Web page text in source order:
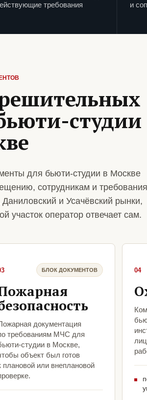
требования
и
студии
для бьюти-студии в Москве
сотрудникам и
и Усачёвский рынки,
участок оператор отвечает сам.
БЛОК ДОКУМЕНТОВ
документация
требованиям МЧС для
студии в Москве,
объект был готов
плановой или внеплановой
04